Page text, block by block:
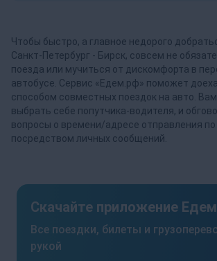
Чтобы быстро, а главное недорого
Санкт-Петербург - Бирск, совсем не
поезда или мучиться от дискомфорта в
автобусе. Сервис «Едем.рф» поможет
способом совместных поездок на авто.
выбрать себе попутчика-водителя, и
вопросы о времени/адресе отправления
посредством личных сообщений.
Скачайте приложение
Все поездки, билеты и
рукой